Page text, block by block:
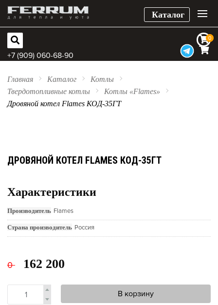
Каталог
0
0
+7 (909) 060-68-90
Главная Каталог
Котлы
Твердотопливные котлы
Котлы «Flames»
Дровяной котел Flames КОД-35ГТ
ДРОВЯНОЙ КОТЕЛ FLAMES КОД-35ГТ
Характеристики
Производитель Flames
Страна производитель Россия
0 162 200
В корзину